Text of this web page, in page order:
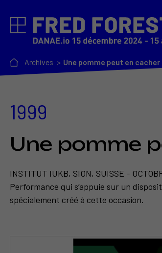
Archives Une pomme peut en
1999
Une pomme
INSTITUT IUKB, SION, SUISSE -
Performance qui s’appuie sur un
spécialement créé à cette occasion.